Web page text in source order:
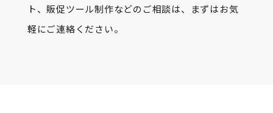
ト、販促ツール制作などのご相談は、まずはお気
軽にご連絡ください。